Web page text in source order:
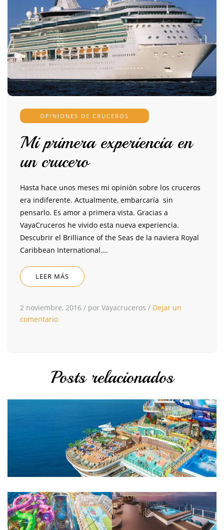
OPINIONES DE CRUCEROS
Mi primera experiencia en
un crucero
Hasta hace unos meses mi opinión sobre los cruceros
era indiferente. Actualmente, embarcaría sin
pensarlo. Es amor a primera vista. Gracias a
VayaCruceros he vivido esta nueva experiencia.
Descubrir el Brilliance of the Seas de la naviera Royal
Caribbean International….
LEER MÁS
2 noviembre, 2016 / por Vayacruceros / Dejar un
comentario
Posts relacionados